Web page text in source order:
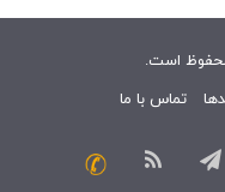
است.
تماس با ما
تلگرام خوراک